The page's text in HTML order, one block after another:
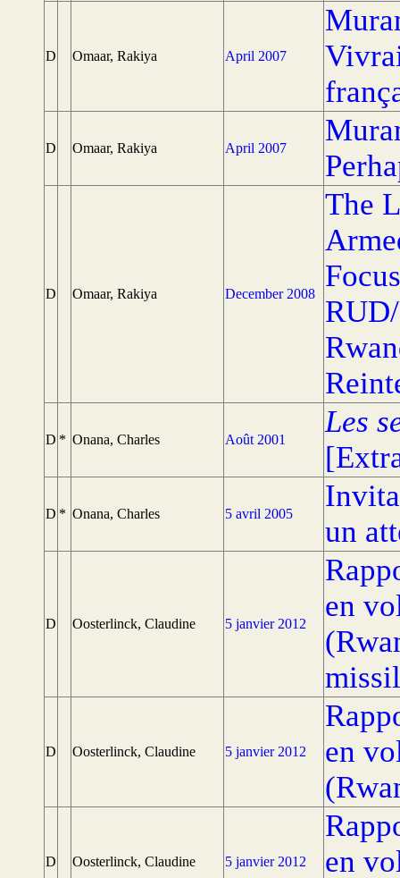
D Omaar, Rakiya April 2007
D Omaar, Rakiya April 2007
D Omaar, Rakiya December 2008
The
D * Onana, Charles Août 2001
Les
D * Onana, Charles 5 avril 2005
un
D Oosterlinck, Claudine 5 janvier 2012
en
D Oosterlinck, Claudine 5 janvier 2012
en
D Oosterlinck, Claudine 5 janvier 2012
en